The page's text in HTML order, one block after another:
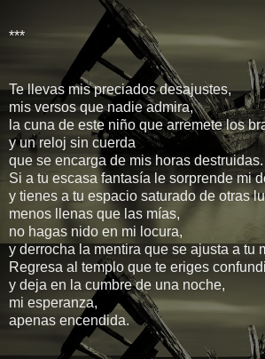
***
Te llevas mis preciados desajustes,
mis versos que nadie admira,
la cuna de este niño que arremete los
y un reloj sin cuerda
que se encarga de mis horas destruidas.
Si a tu escasa fantasía le sorprende mi
y tienes a tu espacio saturado de otras
menos llenas que las mías,
no hagas nido en mi locura,
y derrocha la mentira que se ajusta a tu
Regresa al templo que te eriges
y deja en la cumbre de una noche,
mi esperanza,
apenas encendida.